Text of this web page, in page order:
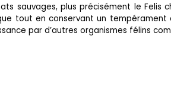
sauvages, plus précisément le Felis
tout en conservant un
par d’autres organismes félins